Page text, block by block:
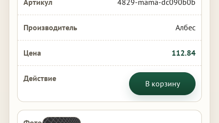
4829-mama-dc090b0b
Албес
112.84
В корзину